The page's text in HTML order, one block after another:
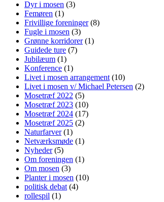
Dyr i mosen (3)
Femøren (1)
Frivillige foreninger(8)
Fugle i mosen (3)
Grønne korridorer(1)
Guidede ture (7)
Jubilæum (1)
Konference (1)
Livet i mosen arrangement (10)
Livet i mosen v/ Michael Petersen (2)
Mosetræf 2022 (5)
Mosetræf 2023 (10)
Mosetræf 2024 (17)
Mosetræf 2025 (2)
Naturfarver(1)
Netværksmøde (1)
Nyheder(5)
Om foreningen (1)
Om mosen (3)
Planter i mosen (10)
politisk debat (4)
rollespil (1)